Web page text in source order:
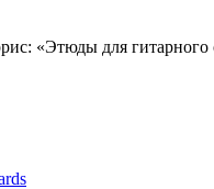
«Этюды для гитарного